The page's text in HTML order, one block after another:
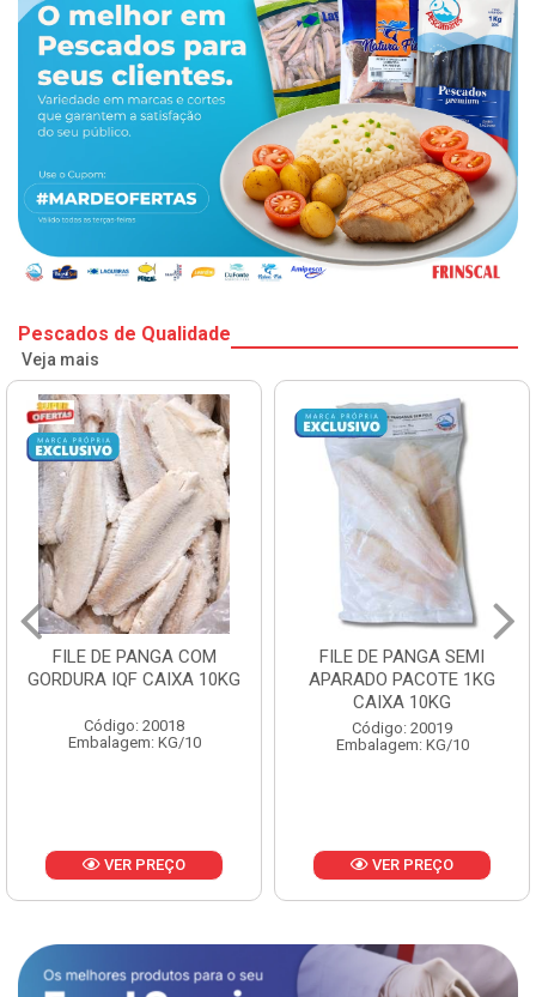
Pescados de Qualidade
Veja mais
FILE DE PANGA COM
GORDURA IQF CAIXA 10KG
Código: 20018
Embalagem: KG/10
VER PREÇO
FILE DE PANGA SEMI
APARADO PACOTE 1KG
CAIXA 10KG
Código: 20019
Embalagem: KG/10
VER PREÇO